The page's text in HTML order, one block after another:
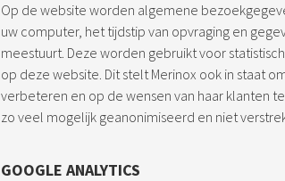
Op de website worden algemene
uw computer, het tijdstip van opvraging en
meestuurt. Deze worden gebruikt voor
op deze website. Dit stelt Merinox ook in staat
verbeteren en op de wensen van haar klanten
zo veel mogelijk geanonimiseerd en niet
GOOGLE ANALYTICS